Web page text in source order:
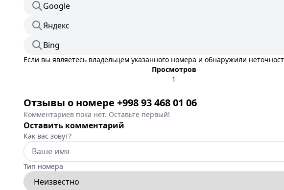
Google
Яндекс
Bing
Если вы являетесь владельцем указанного номера и обнаружили
Просмотров
1
Отзывы о номере +998 93 468 01 06
Комментариев пока нет. Оставьте первый!
Оставить комментарий
Как вас зовут?
Тип номера